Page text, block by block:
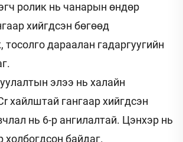
ролик нь чанарын өндөр
хийгдсэн бөгөөд
дараалан гадаргуугийн
элээ нь халайн
хайлштай гангаар хийгдсэн
нь 6-р ангилалтай. Цэнхэр нь
холбогдсон байдаг.